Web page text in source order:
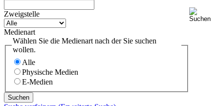
Zweigstelle
Medienart
Wählen Sie die Medienart nach der Sie suchen
wollen.
Alle
Physische Medien
E-Medien